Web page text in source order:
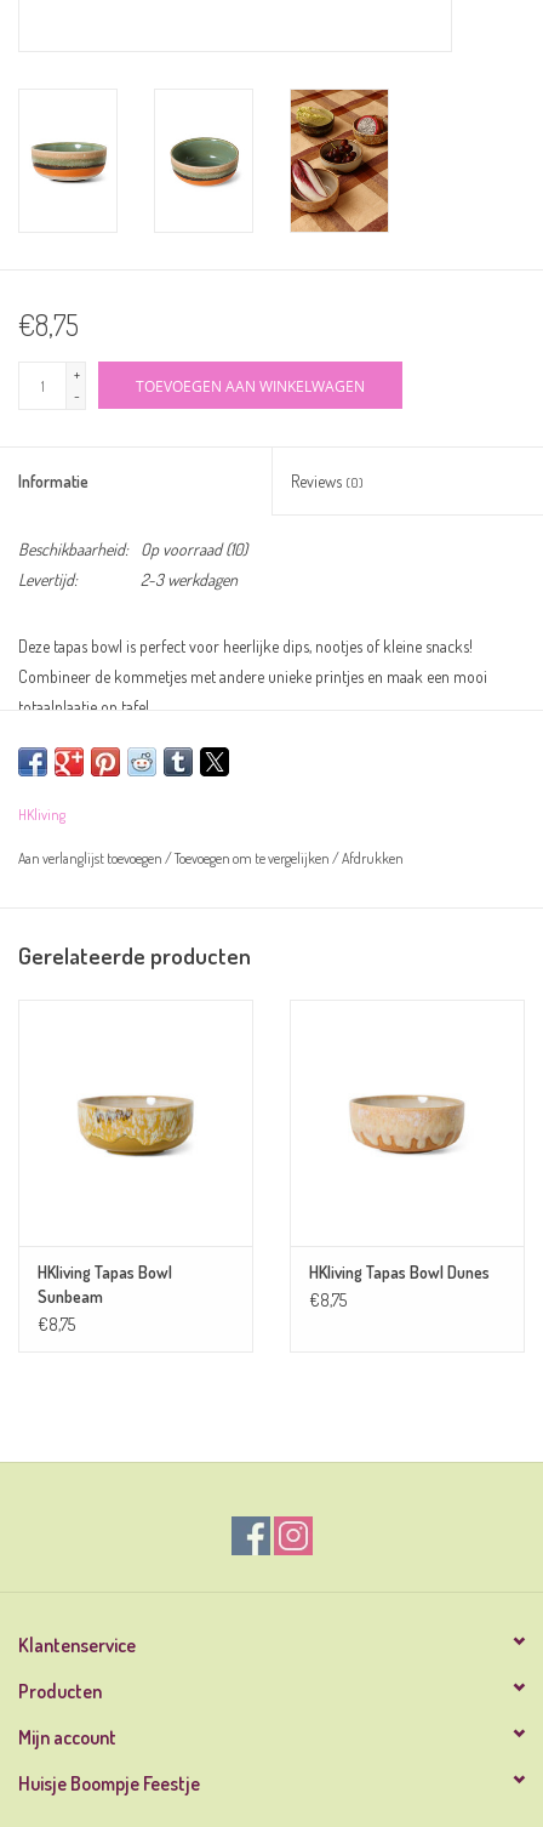
€8,75
+
-
TOEVOEGEN AAN WINKELWAGEN
Informatie Reviews (0)
Beschikbaarheid: Op voorraad(10)
Levertijd:
2-3 werkdagen
Deze tapas bowl is perfect voor heerlijke dips, nootjes of kleine snacks!
Combineer de kommetjes met andere unieke printjes en maak een mooi
totaalplaatje op tafel.
de afbeelding.
Overige informatie:
HKliving
Aan verlanglijst toevoegen /Toevoegen om te vergelijken /Afdrukken
Gerelateerde producten
HKliving Tapas Bowl
Sunbeam
€8,75
HKliving Tapas Bowl Dunes
€8,75
Klantenservice
Producten
Mijn account
Huisje Boompje Feestje